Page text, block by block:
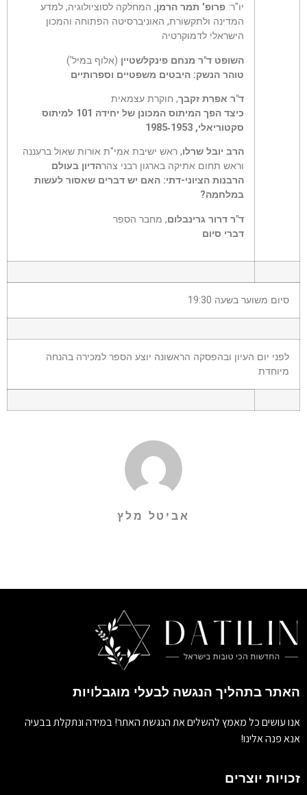
יו"ר: פרופ' תמר הרמן, המחלקה לסוציולוגיה, למדע
המדינה ולתקשורת, האוניברסיטה הפתוחה והמכון
הישראלי לדמוקרטיה
השופט ד"ר מנחם פינקלשטיין (אלוף במיל')
טוהר הנשק: היבטים משפטיים וספרותיים
ד"ר אפרת זקבך, חוקרת עצמאית
כיצד הפך המיתוס המכונן של יחידה 101 למיתוס
סקטוריאלי, 1953‑1985
הרב יובל שרלו, ראש ישיבת אמי"ת אורות שאול ברעננה
וראש תחום אתיקה בארגון רבני צהרהדיון בעולם
הרבנות הציוני-דתי: האם יש דברים שאסור לעשות
במלחמה?
ד"ר דרור גרינבלום, מחבר הספר
דברי סיום
סיום משוער בשעה 19:30
לפני יום העיון ובהפסקה הראשונה יוצע הספר למכירה בהנחה
מיוחדת
אביטל מלץ
האתר בתהליך הנגשה לבעלי מוגבלויות
אנו עושים כל מאמץ להשלים את הנגשת האתר! במידה ונתקלת בבעיה
אנא פנה אלינו!
זכויות יוצרים